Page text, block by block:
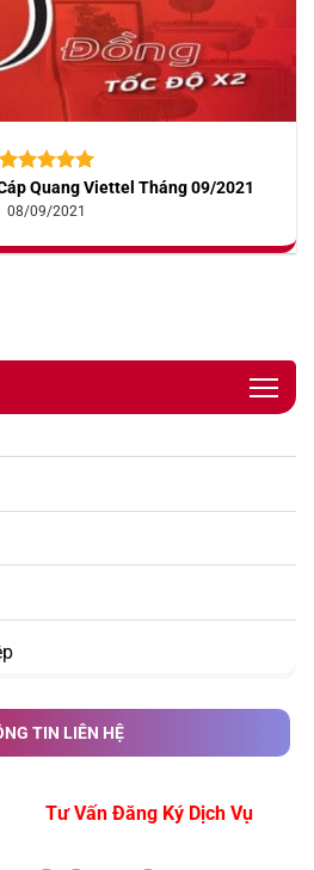
TIN LIÊN HỆ
Tư Vấn Đăng Ký Dịch Vụ
trên 5
dựa trên
Quang Viettel Tháng 09/2021
08/09/2021